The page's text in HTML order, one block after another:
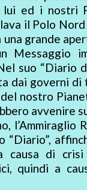
ed i nostri
il Polo
grande
Messaggio
suo “Diario
dai governi
nostro
avvenire
“Diario”,
di crisi
quindi a